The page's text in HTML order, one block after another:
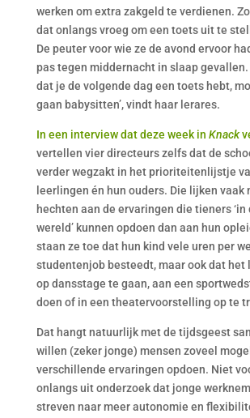
werken om extra zakgeld te verdienen.
dat onlangs vroeg om een toets uit te
De peuter voor wie ze de avond ervoor
pas tegen middernacht in slaap gevallen.
dat je de volgende dag een toets hebt,
gaan babysitten’, vindt haar lerares.
In een interview dat deze week in Knack
vertellen vier directeurs zelfs dat de
verder wegzakt in het prioriteitenlijstje
leerlingen én hun ouders. Die lijken vaak
hechten aan de ervaringen die tieners ‘in
wereld’ kunnen opdoen dan aan hun
staan ze toe dat hun kind vele uren per
studentenjob besteedt, maar ook dat het
op dansstage te gaan, aan een
doen of in een theatervoorstelling op te
Dat hangt natuurlijk met de tijdsgeest
willen (zeker jonge) mensen zoveel
verschillende ervaringen opdoen. Niet
onlangs uit onderzoek dat jonge
streven naar meer autonomie en